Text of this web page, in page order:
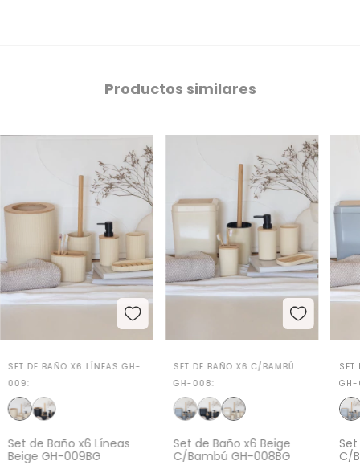
Productos similares
SET DE BAÑO X6 LÍNEAS GH-
009:
Set de Baño x6 Líneas
Beige GH-009BG
SET DE BAÑO X6 C/BAMBÚ
GH-008:
Set de Baño x6 Beige
C/Bambú GH-008BG
SET
C/